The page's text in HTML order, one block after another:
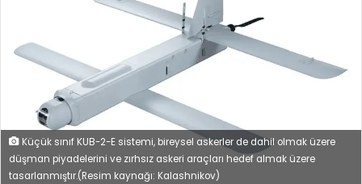
Küçük sınıf KUB-2-E sistemi, bireysel askerler de dahil olmak üzere
düşman piyadelerini ve zırhsız askeri araçları hedef almak üzere
tasarlanmıştır.(Resim kaynağı: Kalashnikov)